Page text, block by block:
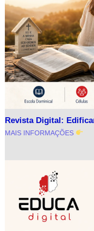
Revista Digital:
MAIS INFORMAÇÕES